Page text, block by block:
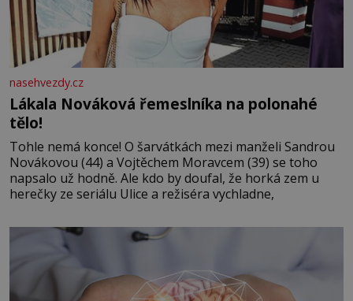
nasehvezdy.cz
Lákala Nováková řemeslníka na polonahé
tělo!
Tohle nemá konce! O šarvátkách mezi manželi Sandrou
Novákovou (44) a Vojtěchem Moravcem (39) se toho
napsalo už hodně. Ale kdo by doufal, že horká zem u
herečky ze seriálu Ulice a režiséra vychladne,